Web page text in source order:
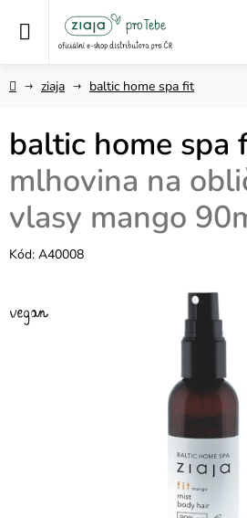
Domůziaja baltic home spa fit
baltic home spa
mlhovina na
vlasy mango
Kód: A40008